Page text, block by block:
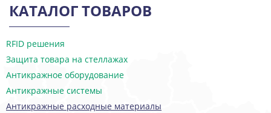
КАТАЛОГ ТОВАРОВ
RFID решения
Защита товара на стеллажах
Антикражное оборудование
Антикражные системы
Антикражные расходные материалы